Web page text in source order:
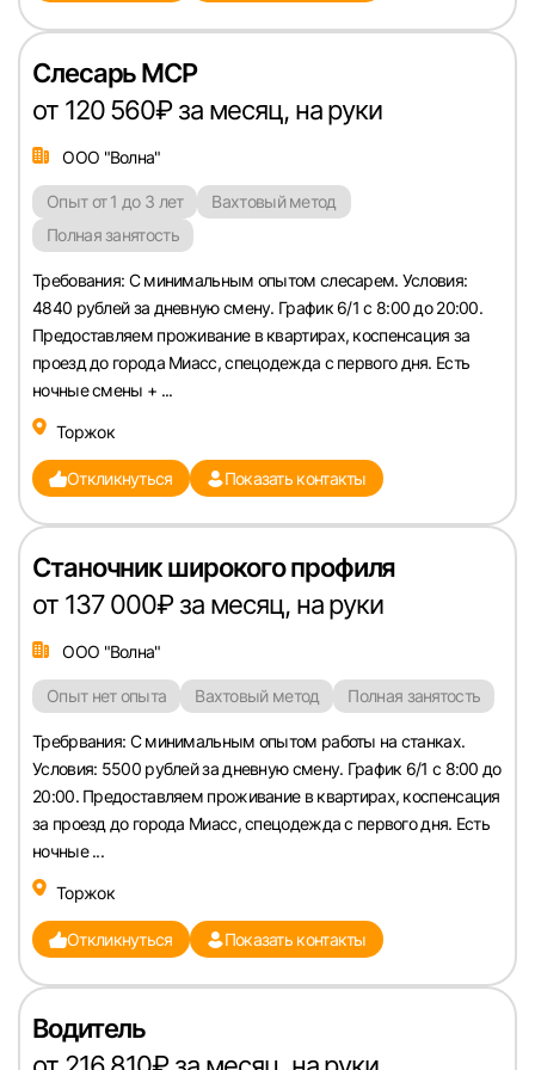
Слесарь МСР
от 120 560₽ за месяц, на руки
ООО "Волна"
Опыт от 1 до 3 лет
Вахтовый метод
Полная занятость
Требования: С минимальным опытом слесарем. Условия:
4840 рублей за дневную смену. График 6/1 с 8:00 до 20:00.
Предоставляем проживание в квартирах, коспенсация за
проезд до города Миасс, спецодежда с первого дня. Есть
ночные смены + ...
Торжок
Откликнуться Показать контакты
Станочник широкого профиля
от 137 000₽ за месяц, на руки
ООО "Волна"
Опыт нет опыта Вахтовый метод Полная занятость
Требрвания: С минимальным опытом работы на станках.
Условия: 5500 рублей за дневную смену. График 6/1 с 8:00 до
20:00. Предоставляем проживание в квартирах, коспенсация
за проезд до города Миасс, спецодежда с первого дня. Есть
ночные ...
Торжок
Откликнуться Показать контакты
Водитель